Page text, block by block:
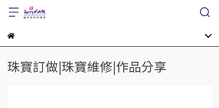
珠寶訂做|珠寶維修|作品分享